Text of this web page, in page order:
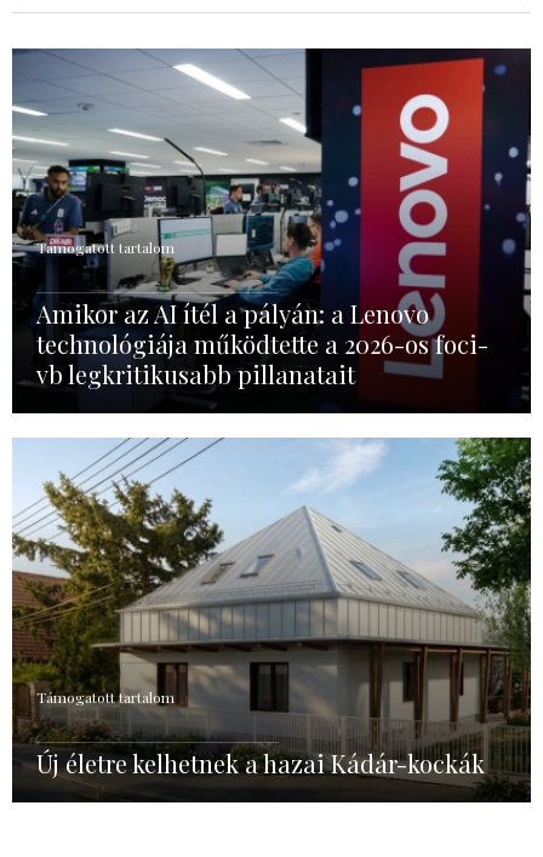
Támogatott tartalom
Amikor az AI ítél a pályán: a Lenovo
technológiája működtette a 2026-os foci-
vb legkritikusabb pillanatait
Támogatott tartalom
Új életre kelhetnek a hazai Kádár-kockák